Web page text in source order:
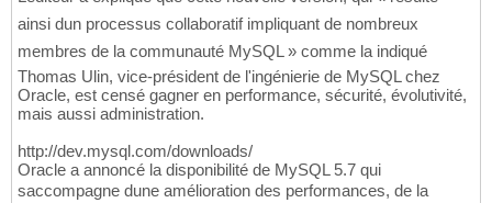
ainsi dun processus collaboratif impliquant de nombreux
membres de la communauté MySQL » comme la indiqué
Thomas Ulin, vice-président de l'ingénierie de MySQL chez
Oracle, est censé gagner en performance, sécurité, évolutivité,
mais aussi administration.
http://dev.mysql.com/downloads/
Oracle a annoncé la disponibilité de MySQL 5.7 qui
saccompagne dune amélioration des performances, de la